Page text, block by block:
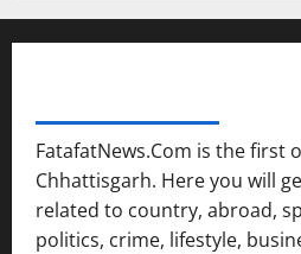
FatafatNews.Com is the first
Chhattisgarh. Here you will
related to country, abroad,
politics, crime, lifestyle,